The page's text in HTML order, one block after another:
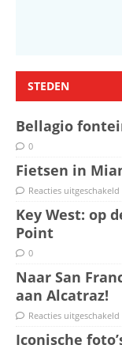
STEDEN
Bellagio
0
Fietsen in
Reacties uitgeschakeld
Key West: op
Point
0
Naar San
aan Alcatraz!
Reacties uitgeschakeld
Iconische